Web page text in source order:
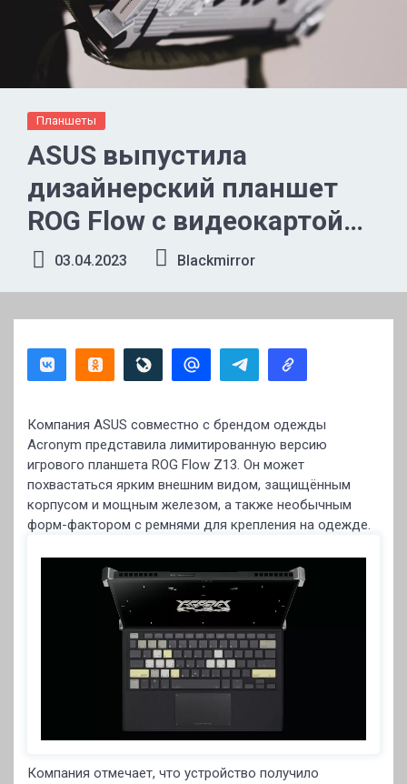
Планшеты
ASUS выпустила
дизайнерский планшет
ROG Flow с видеокартой
RTX 4070
03.04.2023 Blackmirror
Компания ASUS совместно с брендом одежды
Acronym представила лимитированную версию
игрового планшета ROG Flow Z13. Он может
похвастаться ярким внешним видом, защищённым
корпусом и мощным железом, а также необычным
форм-фактором с ремнями для крепления на одежде.
Компания отмечает, что устройство получило